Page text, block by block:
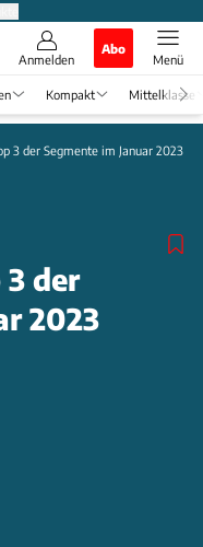
Anmelden
Abo
Menü
Kompakt Mittelklasse
3 der Segmente im Januar 2023
der
2023